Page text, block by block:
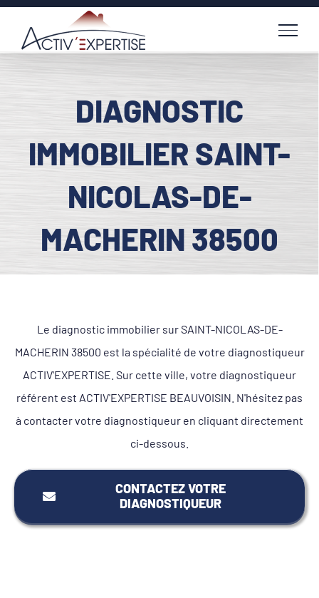
Passer
contenu
DIAGNOSTIC
IMMOBILIER SAINT-
NICOLAS-DE-
MACHERIN 38500
Le diagnostic immobilier sur SAINT-NICOLAS-DE-
MACHERIN 38500 est la spécialité de votre diagnostiqueur
ACTIV'EXPERTISE. Sur cette ville, votre diagnostiqueur
référent est ACTIV'EXPERTISE BEAUVOISIN. N'hésitez pas
à contacter votre diagnostiqueur en cliquant directement
ci-dessous.
CONTACTEZ VOTRE
DIAGNOSTIQUEUR